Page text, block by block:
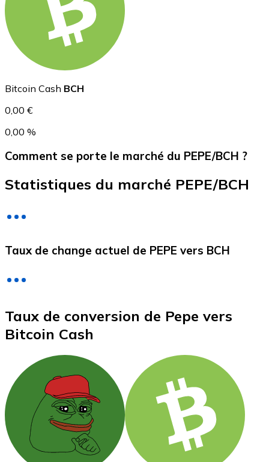
USD Coin
USDC
XRP
XRP
Bitcoin Cash BCH
0,00 €
0,00 %
Comment se porte le marché du PEPE/BCH ?
Statistiques du marché PEPE/BCH
Taux de change actuel de PEPE vers BCH
Taux de conversion de Pepe vers
Bitcoin Cash